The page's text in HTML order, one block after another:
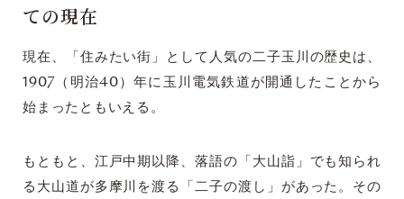
ての現在
現在、「住みたい街」として人気の二子玉川の歴史は、
1907（明治40）年に玉川電気鉄道が開通したことから
始まったともいえる。
もともと、江戸中期以降、落語の「大山詣」でも知られ
る大山道が多摩川を渡る「二子の渡し」があった。その